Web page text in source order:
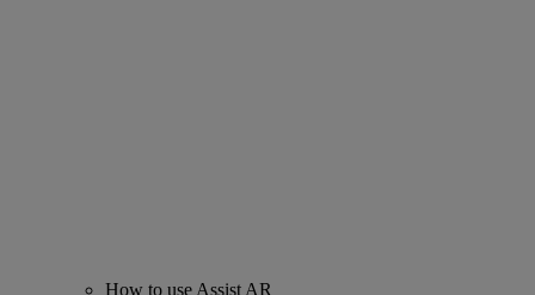
How to use Assist AR